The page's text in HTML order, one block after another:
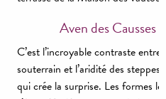
Aven des Causses :
C’est l’incroyable contraste
souterrain et l’aridité des steppes
qui crée la surprise. Les formes